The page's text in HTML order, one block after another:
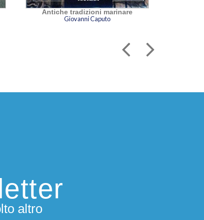
Antiche tradizioni marinare
Giovanni Caputo
altro